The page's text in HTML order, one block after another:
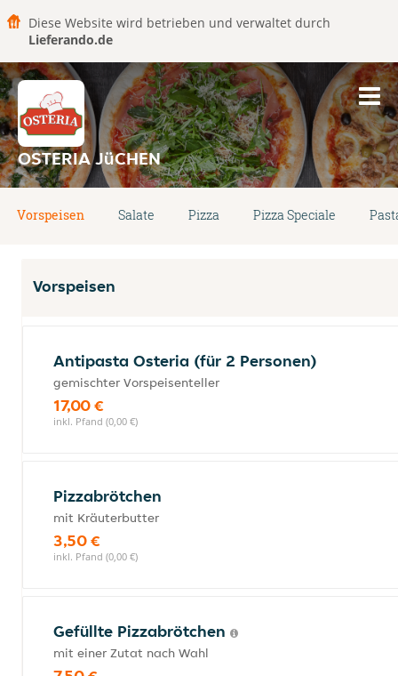
Diese Website wird betrieben und verwaltet durch
Lieferando.de
OSTERIA JüCHEN
Vorspeisen Salate Pizza Pizza Speciale
Vorspeisen
Antipasta Osteria (für 2 Personen)
gemischter Vorspeisenteller
17,00 €
inkl. Pfand (0,00 €)
Pizzabrötchen
mit Kräuterbutter
3,50 €
inkl. Pfand (0,00 €)
Gefüllte Pizzabrötchen
mit einer Zutat nach Wahl